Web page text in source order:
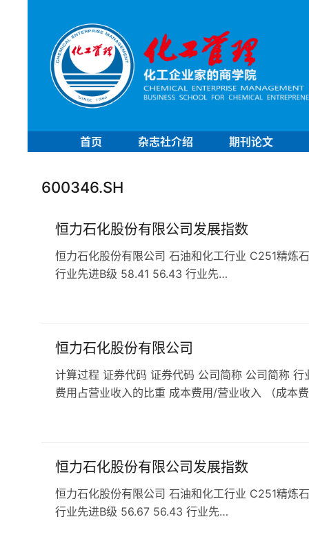
首页 杂志社介绍 期刊论文
600346.SH
恒力石化股份有限公司发展指数
恒力石化股份有限公司 石油和化工行业 C251精炼
行业先进B级 58.41 56.43 行业先…
恒力石化股份有限公司
计算过程 证券代码 证券代码 公司简称 公司简称
费用占营业收入的比重 成本费用/营业收入 （成本
恒力石化股份有限公司发展指数
恒力石化股份有限公司 石油和化工行业 C251精
行业先进B级 56.67 56.43 行业先…